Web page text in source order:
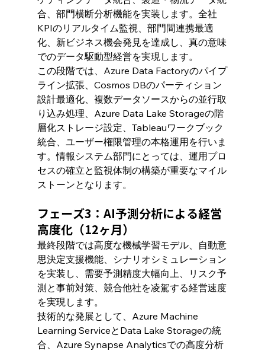
合、部門横断分析機能を実装します。全社
KPIのリアルタイム監視、部門間連携最適
化、新ビジネス機会発見を達成し、真の意味
でのデータ駆動型経営を実現します。
この段階では、Azure Data Factoryのパイプ
ライン拡張、Cosmos DBのパーティション
設計最適化、複数データソースからの並行取
り込み処理、Azure Data Lake Storageの階
層化ストレージ設定、Tableauワークブック
統合、ユーザー権限管理の本格運用を行いま
す。情報システム部門にとっては、運用プロ
セスの確立と監視体制の構築が重要なマイル
ストーンとなります。
フェーズ3：AI予測分析による経営
高度化（12ヶ月）
最終段階では高度な機械学習モデル、自動意
思決定支援機能、シナリオシミュレーション
を実装し、需要予測精度大幅向上、リスク予
測と事前対策、競合他社を凌駕する経営速度
を実現します。
技術的な発展として、Azure Machine
Learning ServiceとData Lake Storageの統
合、Azure Synapse Analyticsでの高度分析